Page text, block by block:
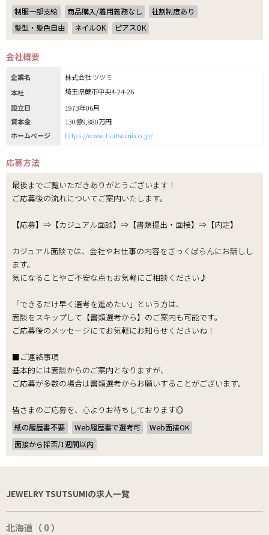
制服一部支給 商品購入/着用義務なし
社割制度あり
髪型・髪色自由
ネイルOK ピアスOK
会社概要
企業名
株式会社 ツツミ
本社
埼玉県蕨市中央4-24-26
設立日
1973年06月
資本金
130億9,880万円
ホームページ
https://www.tsutsumi.co.jp/
応募方法
最後までご覧いただきありがとうございます！
ご応募後の流れについてご案内いたします。
【応募】⇒【カジュアル面談】⇒【書類提出・面接】⇒【内定】
カジュアル面談では、会社やお仕事の内容をざっくばらんにお話しし
ます。
気になることやご不安な点もお気軽にご相談ください♪
「できるだけ早く選考を進めたい」という方は、
面談をスキップして【書類選考から】のご案内も可能です。
ご応募後のメッセージにてお気軽にお知らせくださいね！
■ご連絡事項
基本的には面談からのご案内となりますが、
ご応募が多数の場合は書類選考からお願いすることがございます。
皆さまのご応募を、心よりお待ちしております◎
紙の履歴書不要 Web履歴書で選考可
Web面接OK
面接から採否/1週間以内
JEWELRY TSUTSUMIの求人一覧
北海道（ 0 ）